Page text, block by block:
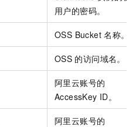
用户的密码。
OSS Bucket 名称。
OSS 的访问域名。
阿里云账号的
AccessKey ID。
阿里云账号的